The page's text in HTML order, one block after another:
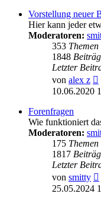
Vorstellung neuer
Hier kann jeder
Moderatoren:
353 Themen
1848
Letzter
von alex z
10.06.2020
Forenfragen
Wie funktioniert
Moderatoren:
175 Themen
1817
Letzter
von smitty
25.05.2024